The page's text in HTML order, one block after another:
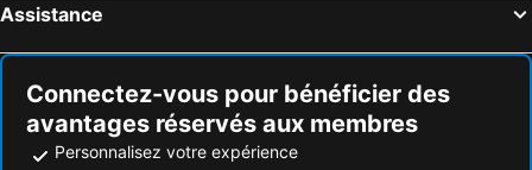
Assistance
Connectez-vous pour bénéficier des
avantages réservés aux membres
Personnalisez votre expérience